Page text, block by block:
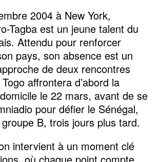
2004 à New York,
Tagba est un jeune talent du
Attendu pour renforcer
pays, son absence est un
de deux rencontres
affrontera d’abord la
le 22 mars, avant de se
pour défier le Sénégal,
B, trois jours plus tard.
intervient à un moment clé